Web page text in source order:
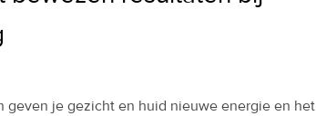
geven je gezicht en huid nieuwe energie en het